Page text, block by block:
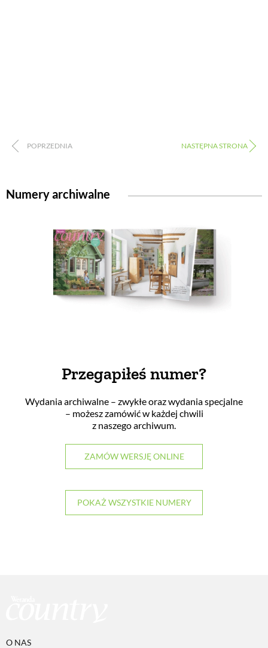
Numery archiwalne
Przegapiłeś numer?
Wydania archiwalne – zwykłe oraz wydania specjalne
– możesz zamówić w każdej chwili
z naszego archiwum.
ZAMÓW WERSJĘ ONLINE
POKAŻ WSZYSTKIE NUMERY
O NAS